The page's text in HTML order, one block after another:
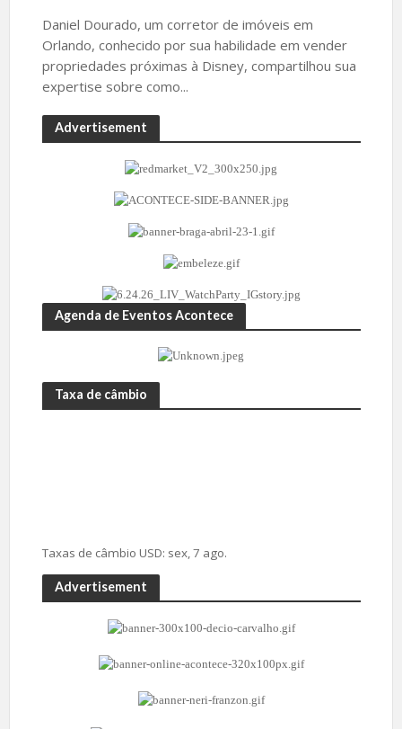
Daniel Dourado, um corretor de imóveis em
Orlando, conhecido por sua habilidade em vender
propriedades próximas à Disney, compartilhou sua
expertise sobre como...
Advertisement
Agenda de Eventos Acontece
Taxa de câmbio
Taxas de câmbio USD: sex, 7 ago.
Advertisement